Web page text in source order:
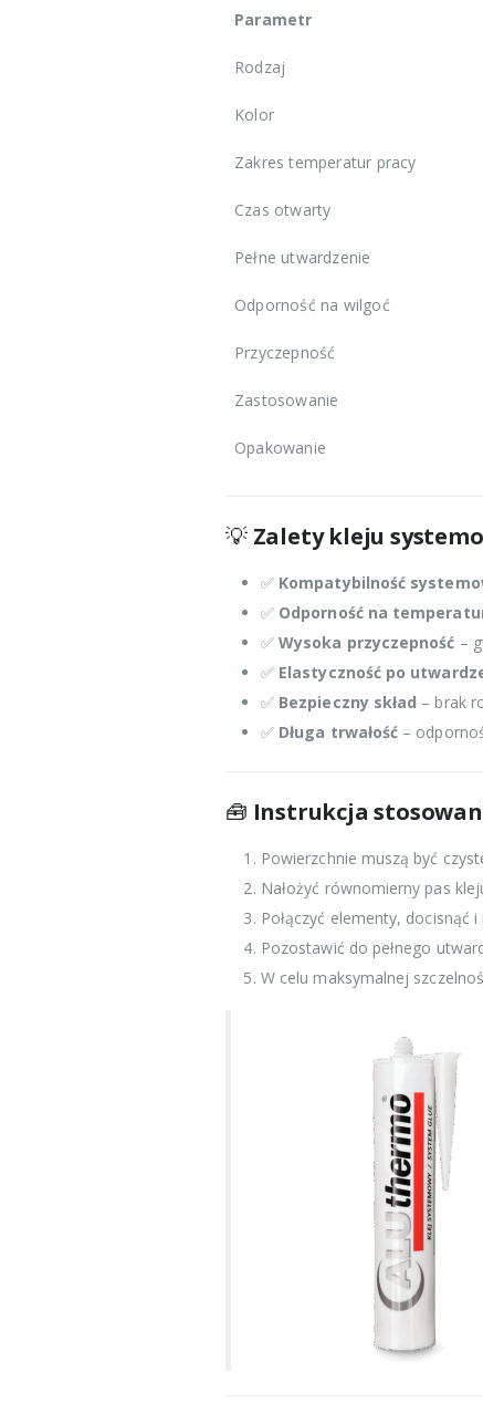
Parametr
Rodzaj
Kolor
Zakres temperatur pracy
Czas otwarty
Pełne utwardzenie
Odporność na wilgoć
Przyczepność
Zastosowanie
Opakowanie
💡 Zalety kleju
✅ Kompatybilność
✅ Odporność na
✅Wysoka przyczepność –
✅ Elastyczność po
✅ Bezpieczny skład – brak
✅ Długa trwałość –
🧰 Instrukcja
Powierzchnie muszą być
Nałożyć równomierny pas
Połączyć elementy, docisnąć
Pozostawić do pełnego
W celu maksymalnej